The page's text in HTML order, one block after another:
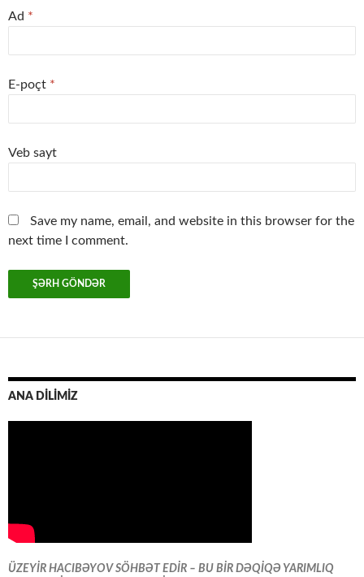
Ad *
E-poçt *
Veb sayt
Save my name, email, and website in this browser for the
next time I comment.
ANA DİLİMİZ
ÜZEYİR HACIBƏYOV SÖHBƏT EDİR – BU BİR DƏQİQƏ YARIMLIQ